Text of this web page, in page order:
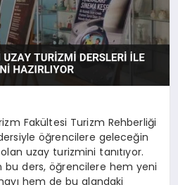
Fakültesi Turizm Rehberliği
öğrencilere geleceğin
uzay turizmini tanıtıyor.
bu ders, öğrencilere hem yeni
hem de bu alandaki